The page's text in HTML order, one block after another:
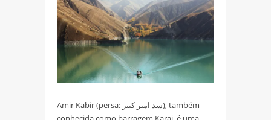
Amir Kabir (persa: سد امیر کبیر), também